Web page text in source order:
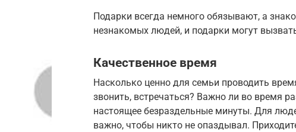
Подарки всегда немного обязывают, а
незнакомых людей, и подарки могут
Качественное время
Насколько ценно для семьи проводить
звонить, встречаться? Важно ли во время
настоящее безраздельные минуты. Для
важно, чтобы никто не опаздывал.